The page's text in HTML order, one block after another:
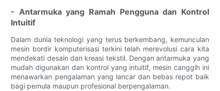
- Antarmuka yang Ramah Pengguna dan Kontrol
Intuitif
Dalam dunia teknologi yang terus berkembang, kemunculan
mesin bordir komputerisasi terkini telah merevolusi cara kita
mendekati desain dan kreasi tekstil. Dengan antarmuka yang
mudah digunakan dan kontrol yang intuitif, mesin canggih ini
menawarkan pengalaman yang lancar dan bebas repot baik
bagi pemula maupun profesional berpengalaman.